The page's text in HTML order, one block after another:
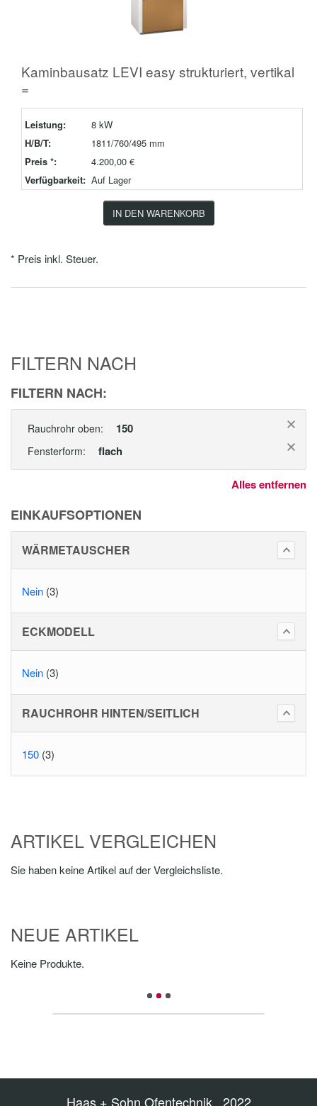
Kaminbausatz LEVI easy strukturiert, vertikal
=
Leistung:
8 kW
H/B/T:
1811/760/495 mm
Preis *:
4.200,00 €
Verfügbarkeit: Auf Lager
IN DEN WARENKORB
* Preis inkl. Steuer.
FILTERN NACH
FILTERN NACH:
Rauchrohr oben: 150
Fensterform: flach
Alles entfernen
EINKAUFSOPTIONEN
WÄRMETAUSCHER
Nein (3)
ECKMODELL
Nein (3)
RAUCHROHR HINTEN/SEITLICH
150 (3)
ARTIKEL VERGLEICHEN
Sie haben keine Artikel auf der Vergleichsliste.
NEUE ARTIKEL
Keine Produkte.
Haas + Sohn Ofentechnik 2022